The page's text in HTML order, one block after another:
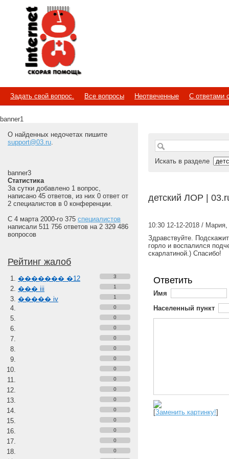
Internet
Скорая помощь
Задать свой вопрос. Все вопросы Неотвеченные С ответами
banner1
О найденных недочетах пишите
support@03.ru.
banner3
Статистика
За сутки добавлено 1 вопрос,
написано 45 ответов, из них 0 ответ от
2 специалистов в 0 конференции.
С 4 марта 2000-го 375 специалистов
написали 511 756 ответов на 2 329 486
вопросов
Рейтинг жалоб
������� �12 3
��� iii 1
����� iv
1
0
0
0
0
0
0
0
0
0
0
0
0
0
0
0
Искать в разделе
детский ЛОР |
10:30 12-12-2018 / Мария,
Здравствуйте.
горло и воспалился
скарлатиной.) Спасибо!
Ответить
Имя
Населенный пункт
[Заменить картинку!]